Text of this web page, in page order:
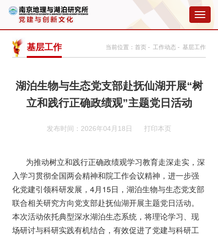
切
换
航
基层工作 当前位置： 首页 - 工作动态 - 基层工作
湖泊生物与生态党支部赴抚仙湖开展“树
立和践行正确政绩观”主题党日活动
发布时间：2026年04月18日 打印本页
为推动树立和践行正确政绩观学习教育走深走实 ， 深
入学习贯彻全国两会精神和院工作会议精神，进一步强
化党建引领科研发展， 4月15日 ，湖泊生物与生态党支部
联合相关研究方向党支部赴抚仙湖开展主题党日活动。
本次活动依托典型深水湖泊生态系统，将理论学习、现
场研讨与科研实践有机结合，有效促进了党建与科研工